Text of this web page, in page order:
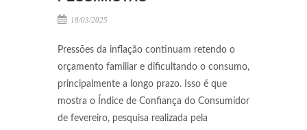
18/03/2025
Pressões da inflação continuam retendo o
orçamento familiar e dificultando o consumo,
principalmente a longo prazo. Isso é que
mostra o Índice de Confiança do Consumidor
de fevereiro, pesquisa realizada pela